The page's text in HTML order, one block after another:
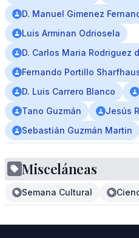
D. Manuel Gimenez
Luis Arminan Odriosela
D. Carlos Maria Rodriguez
Fernando Portillo
D. Luis Carrero Blanco
Tano Guzmán
Jesús
Sebastián Guzmán Martin
Misceláneas
Semana Cultural